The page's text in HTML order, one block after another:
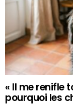
« Il me renifle
pourquoi les